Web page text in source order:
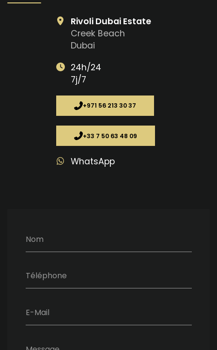
Nom
Téléphone
E-Mail
Rivoli Dubai Estate
Creek Beach
Dubai
24h/24
7j/7
+971 56 213 30 37
+33 7 50 63 48 09
WhatsApp